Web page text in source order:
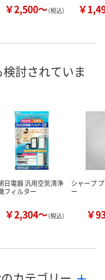
￥2,500～（税込） ￥
討されていま
日電器 汎用空気清浄
フィルター
￥2,304～（税込）
シャープ
ー
￥